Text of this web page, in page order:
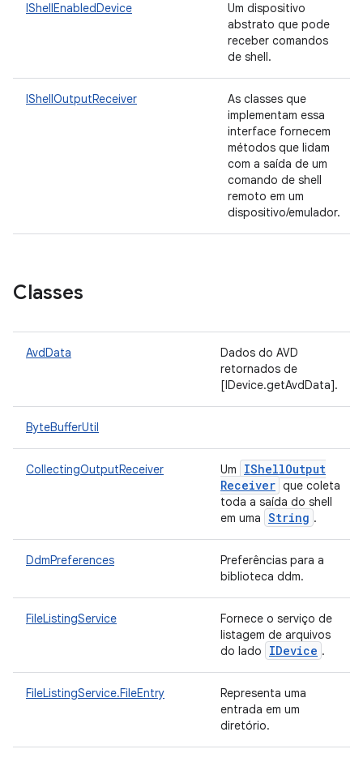
IShellEnabledDevice
Um dispositivo
abstrato que pode
receber comandos
de shell.
IShellOutputReceiver
As classes que
implementam essa
interface fornecem
métodos que lidam
com a saída de um
comando de shell
remoto em um
dispositivo/emulador.
Classes
AvdData
Dados do AVD
retornados de
[IDevice.getAvdData].
ByteBufferUtil
CollectingOutputReceiver Um IShellOutput
Receiver que coleta
toda a saída do shell
em uma String .
DdmPreferences
Preferências para a
biblioteca ddm.
FileListingService
Fornece o serviço de
listagem de arquivos
do lado
IDevice .
FileListingService.FileEntry
Representa uma
entrada em um
diretório.